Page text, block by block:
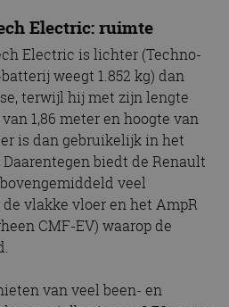
Electric: ruimte
Electric is lichter (Techno-
weegt 1.852 kg) dan
terwijl hij met zijn lengte
1,86 meter en hoogte van
is dan gebruikelijk in het
biedt de Renault
veel
vlakke vloer en het AmpR
CMF-EV) waarop de
van veel been- en